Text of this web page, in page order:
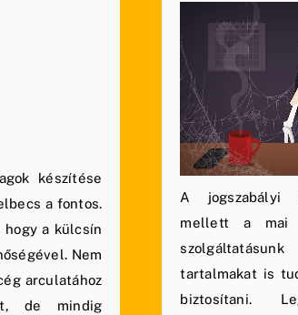
készítése
a fontos.
a külcsín
Nem
arculatához
de mindig
A jogszabályi
mellett a mai
tartalmakat is
biztosítani.